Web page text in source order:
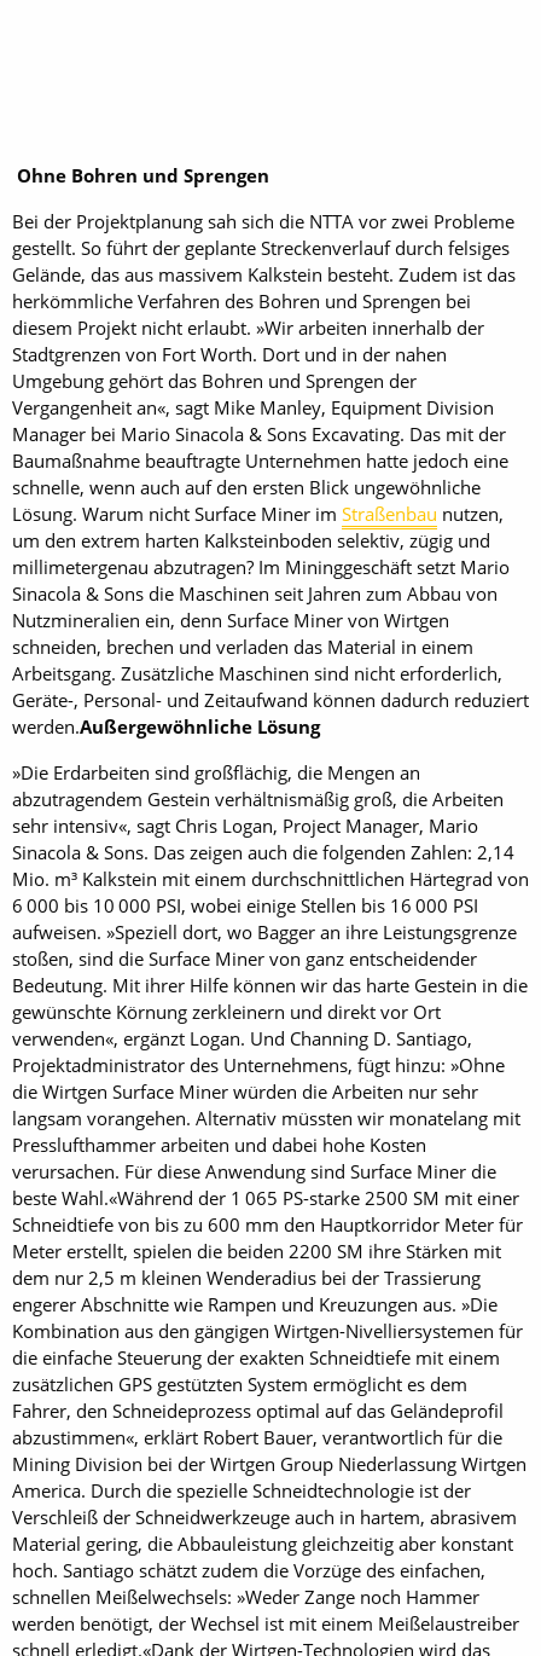
Ohne Bohren und Sprengen
Bei der Projektplanung sah sich die NTTA vor zwei Probleme
gestellt. So führt der geplante Streckenverlauf durch felsiges
Gelände, das aus massivem Kalkstein besteht. Zudem ist das
herkömmliche Verfahren des Bohren und Sprengen bei
diesem Projekt nicht erlaubt. »Wir arbeiten innerhalb der
Stadtgrenzen von Fort Worth. Dort und in der nahen
Umgebung gehört das Bohren und Sprengen der
Vergangenheit an«, sagt Mike Manley, Equipment Division
Manager bei Mario Sinacola & Sons Excavating. Das mit der
Baumaßnahme beauftragte Unternehmen hatte jedoch eine
schnelle, wenn auch auf den ersten Blick ungewöhnliche
Lösung. Warum nicht Surface Miner im Straßenbau nutzen,
um den extrem harten Kalksteinboden selektiv, zügig und
millimetergenau abzutragen? Im Mininggeschäft setzt Mario
Sinacola & Sons die Maschinen seit Jahren zum Abbau von
Nutzmineralien ein, denn Surface Miner von Wirtgen
schneiden, brechen und verladen das Material in einem
Arbeitsgang. Zusätzliche Maschinen sind nicht erforderlich,
Geräte-, Personal- und Zeitaufwand können dadurch reduziert
werden.Außergewöhnliche Lösung
»Die Erdarbeiten sind großflächig, die Mengen an
abzutragendem Gestein verhältnismäßig groß, die Arbeiten
sehr intensiv«, sagt Chris Logan, Project Manager, Mario
Sinacola & Sons. Das zeigen auch die folgenden Zahlen: 2,14
Mio. m³ Kalkstein mit einem durchschnittlichen Härtegrad von
6 000 bis 10 000 PSI, wobei einige Stellen bis 16 000 PSI
aufweisen. »Speziell dort, wo Bagger an ihre Leistungsgrenze
stoßen, sind die Surface Miner von ganz entscheidender
Bedeutung. Mit ihrer Hilfe können wir das harte Gestein in die
gewünschte Körnung zerkleinern und direkt vor Ort
verwenden«, ergänzt Logan. Und Channing D. Santiago,
Projektadministrator des Unternehmens, fügt hinzu: »Ohne
die Wirtgen Surface Miner würden die Arbeiten nur sehr
langsam vorangehen. Alternativ müssten wir monatelang mit
Presslufthammer arbeiten und dabei hohe Kosten
verursachen. Für diese Anwendung sind Surface Miner die
beste Wahl.«Während der 1 065 PS-starke 2500 SM mit einer
Schneidtiefe von bis zu 600 mm den Hauptkorridor Meter für
Meter erstellt, spielen die beiden 2200 SM ihre Stärken mit
dem nur 2,5 m kleinen Wenderadius bei der Trassierung
engerer Abschnitte wie Rampen und Kreuzungen aus. »Die
Kombination aus den gängigen Wirtgen-Nivelliersystemen für
die einfache Steuerung der exakten Schneidtiefe mit einem
zusätzlichen GPS gestützten System ermöglicht es dem
Fahrer, den Schneideprozess optimal auf das Geländeprofil
abzustimmen«, erklärt Robert Bauer, verantwortlich für die
Mining Division bei der Wirtgen Group Niederlassung Wirtgen
America. Durch die spezielle Schneidtechnologie ist der
Verschleiß der Schneidwerkzeuge auch in hartem, abrasivem
Material gering, die Abbauleistung gleichzeitig aber konstant
hoch. Santiago schätzt zudem die Vorzüge des einfachen,
schnellen Meißelwechsels: »Weder Zange noch Hammer
werden benötigt, der Wechsel ist mit einem Meißelaustreiber
schnell erledigt.«Dank der Wirtgen-Technologien wird das